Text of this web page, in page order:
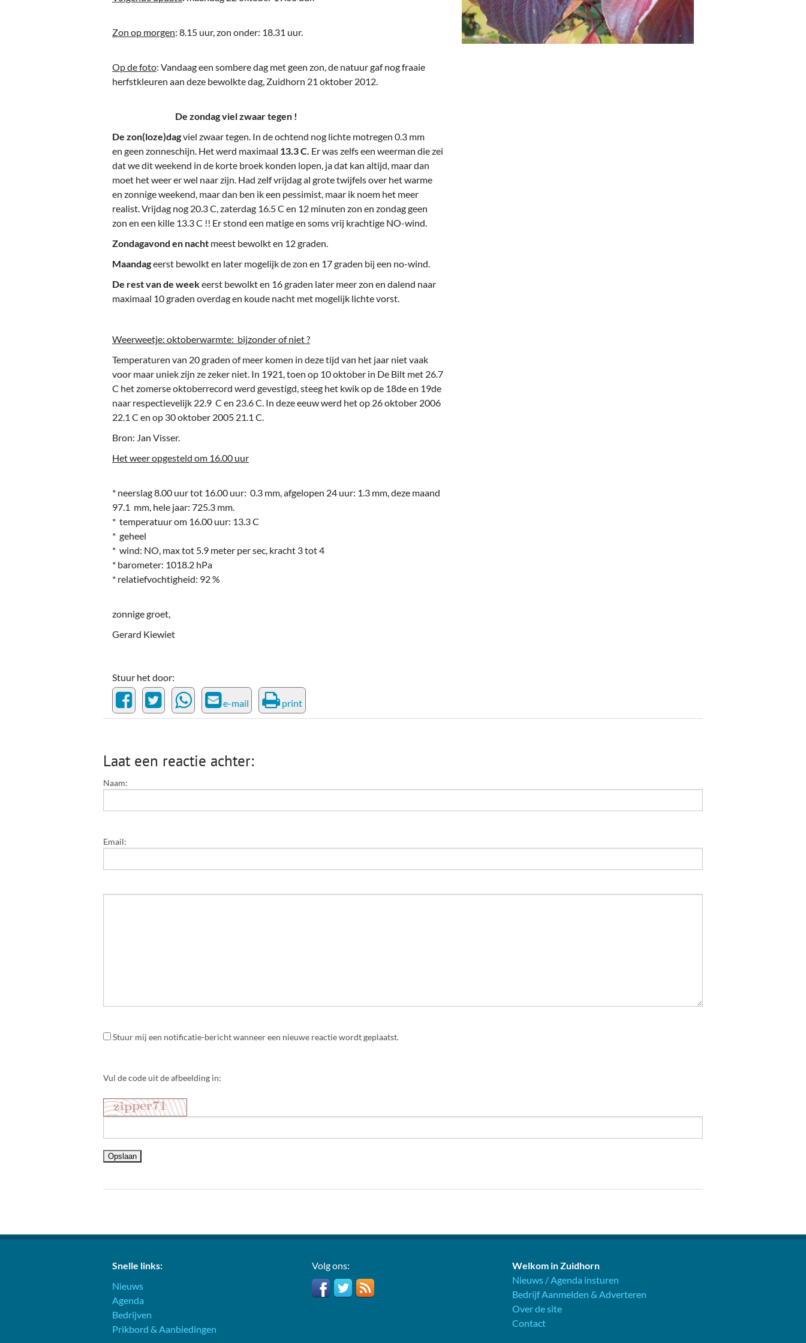
Politieke Partijen On-line bestellen in Zuidhorn
Diensten, Gemak & Zakelijk
Bedrijventerreinen
Bedrijven in de Regio Zuidhorn
Bedrijven van Vroeger
Zon op morgen: 8.15 uur, zon onder: 18.31 uur.
Op de foto: Vandaag een sombere dag met geen zon, de natuur gaf nog fraaie
herfstkleuren aan deze bewolkte dag, Zuidhorn 21 oktober 2012.
De zondag viel zwaar tegen !
De zon(loze)dagviel zwaar tegen. In de ochtend nog lichte motregen 0.3 mm
en geen zonneschijn. Het werd maximaal 13.3 C. Er was zelfs een weerman die zei
dat we dit weekend in de korte broek konden lopen, ja dat kan altijd, maar dan
moet het weer er wel naar zijn. Had zelf vrijdag al grote twijfels over het warme
en zonnige weekend, maar dan ben ik een pessimist, maar ik noem het meer
realist. Vrijdag nog 20.3 C, zaterdag 16.5 C en 12 minuten zon en zondag geen
zon en een kille 13.3 C !! Er stond een matige en soms vrij krachtige NO-wind.
Zondagavond en nacht meest bewolkt en 12 graden.
Maandageerst bewolkt en later mogelijk de zon en 17 graden bij een no-wind.
De rest van de weekeerst bewolkt en 16 graden later meer zon en dalend naar
maximaal 10 graden overdag en koude nacht met mogelijk lichte vorst.
Weerweetje: oktoberwarmte: bijzonder of niet ?
Temperaturen van 20 graden of meer komen in deze tijd van het jaar niet vaak
voor maar uniek zijn ze zeker niet. In 1921, toen op 10 oktober in De Bilt met 26.7
C het zomerse oktoberrecord werd gevestigd, steeg het kwik op de 18de en 19de
naar respectievelijk 22.9 C en 23.6 C. In deze eeuw werd het op 26 oktober 2006
22.1 C en op 30 oktober 2005 21.1 C.
Bron: Jan Visser.
Het weer opgesteld om 16.00 uur
* neerslag 8.00 uur tot 16.00 uur: 0.3 mm, afgelopen 24 uur: 1.3 mm, deze maand
97.1 mm, hele jaar: 725.3 mm.
* temperatuur om 16.00 uur: 13.3 C
* geheel
* wind: NO, max tot 5.9 meter per sec, kracht 3 tot 4
* barometer: 1018.2 hPa
* relatiefvochtigheid: 92 %
zonnige groet,
Gerard Kiewiet
Stuur het door:
e-mail print
Laat een reactie achter:
Naam:
Email:
Stuur mij een notificatie-bericht wanneer een nieuwe reactie wordt geplaatst.
Vul de code uit de afbeelding in:
Snelle links:
Nieuws
Agenda
Bedrijven
Prikbord & Aanbiedingen
Volg ons:
Welkom in Zuidhorn
Nieuws / Agenda insturen
Bedrijf Aanmelden & Adverteren
Over de site
Contact